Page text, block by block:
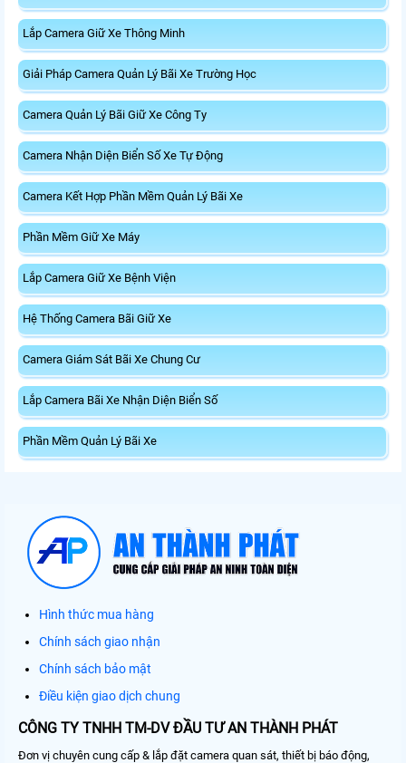
Lắp Camera Giữ Xe Thông Minh
Giải Pháp Camera Quản Lý Bãi Xe Trường Học
Camera Quản Lý Bãi Giữ Xe Công Ty
Camera Nhận Diện Biển Số Xe Tự Động
Camera Kết Hợp Phần Mềm Quản Lý Bãi Xe
Phần Mềm Giữ Xe Máy
Lắp Camera Giữ Xe Bệnh Viện
Hệ Thống Camera Bãi Giữ Xe
Camera Giám Sát Bãi Xe Chung Cư
Lắp Camera Bãi Xe Nhận Diện Biển Số
Phần Mềm Quản Lý Bãi Xe
Hình thức mua hàng
Chính sách giao nhận
Chính sách bảo mật
Điều kiện giao dịch chung
CÔNG TY TNHH TM-DV ĐẦU TƯ AN THÀNH PHÁT
Đơn vị chuyên cung cấp & lắp đặt camera quan sát, thiết bị báo động,